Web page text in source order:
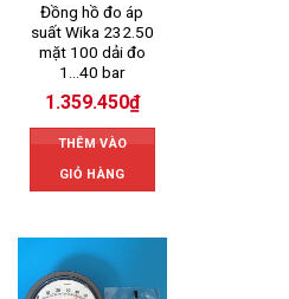
Đồng hồ đo áp
suất Wika 232.50
mặt 100 dải đo
1…40 bar
1.359.450₫
THÊM VÀO
GIỎ HÀNG